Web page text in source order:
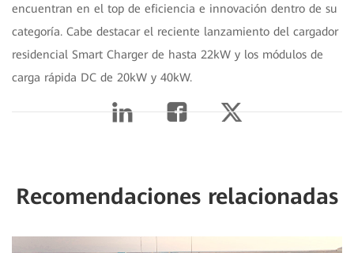
encuentran en el top de eficiencia e innovación dentro de su
categoría. Cabe destacar el reciente lanzamiento del cargador
residencial Smart Charger de hasta 22kW y los módulos de
carga rápida DC de 20kW y 40kW.
Recomendaciones relacionadas